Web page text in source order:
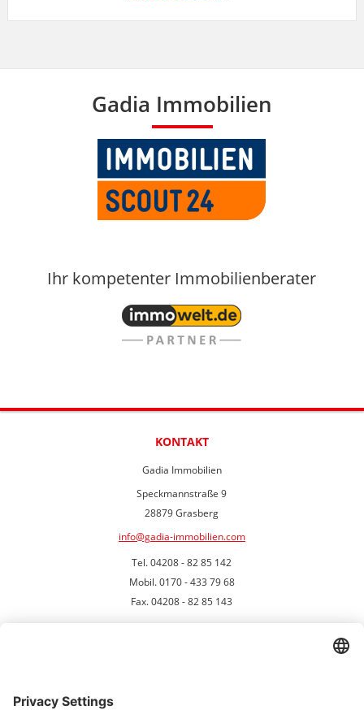
Gadia Immobilien
Ihr kompetenter Immobilienberater
KONTAKT
Gadia Immobilien
Speckmannstraße 9
28879 Grasberg
info@gadia-immobilien.com
Tel. 04208 - 82 85 142
Mobil. 0170 - 433 79 68
Fax. 04208 - 82 85 143